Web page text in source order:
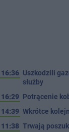
16:36 Uszkodzili
służby
16:29 Potrącenie
14:39 Wkrótce
11:38 Trwają